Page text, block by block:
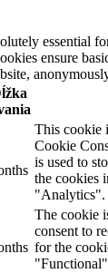
essential
ensure
This cookie
Cookie
is used to
the cookies
"Analytics".
The cookie
consent to
for the